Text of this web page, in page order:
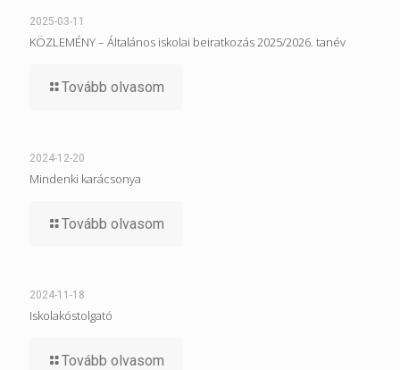
2025-03-11
KÖZLEMÉNY – Általános iskolai beiratkozás 2025/2026. tanév
Tovább olvasom
2024-12-20
Mindenki karácsonya
Tovább olvasom
2024-11-18
Iskolakóstolgató
Tovább olvasom